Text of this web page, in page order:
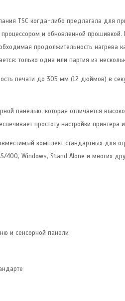
TSC когда-либо предлагала для
и обновленной прошивкой.
продолжительность нагрева
только одна или партия из
печати до 305 мм (12 дюймов) в
панелью, которая отличается
простоту настройки
комплект стандартных
400, Windows, Stand Alone и многих
и сенсорной панели